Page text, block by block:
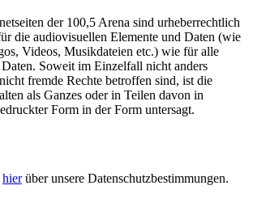
der 100,5 Arena sind urheberrechtlich
die audiovisuellen Elemente und Daten (wie
Videos, Musikdateien etc.) wie für alle
Soweit im Einzelfall nicht anders
fremde Rechte betroffen sind, ist die
als Ganzes oder in Teilen davon in
Form in der Form untersagt.
hierüber unsere Datenschutzbestimmungen.